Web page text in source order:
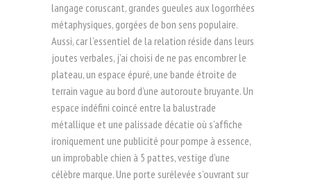
langage coruscant, grandes gueules aux logorrhées
métaphysiques, gorgées de bon sens populaire.
Aussi, car l’essentiel de la relation réside dans leurs
joutes verbales, j’ai choisi de ne pas encombrer le
plateau, un espace épuré, une bande étroite de
terrain vague au bord d’une autoroute bruyante. Un
espace indéfini coincé entre la balustrade
métallique et une palissade décatie où s’affiche
ironiquement une publicité pour pompe à essence,
un improbable chien à 5 pattes, vestige d’une
célèbre marque. Une porte surélevée s’ouvrant sur